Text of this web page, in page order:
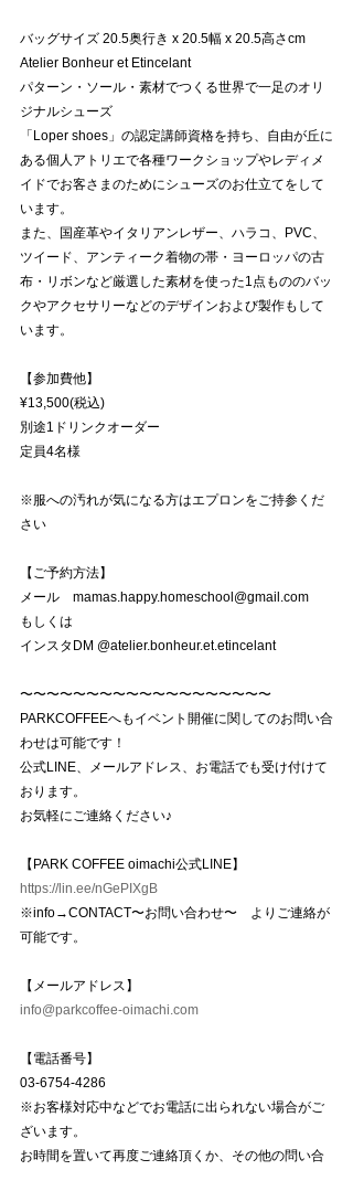
バッグサイズ 20.5奥行き x 20.5幅 x 20.5高さcm
Atelier Bonheur et Etincelant
パターン・ソール・素材でつくる世界で一足のオリ
ジナルシューズ
「Loper shoes」の認定講師資格を持ち、自由が丘に
ある個人アトリエで各種ワークショップやレディメ
イドでお客さまのためにシューズのお仕立てをして
います。
また、国産革やイタリアンレザー、ハラコ、PVC、
ツイード、アンティーク着物の帯・ヨーロッパの古
布・リボンなど厳選した素材を使った1点もののバッ
クやアクセサリーなどのデザインおよび製作もして
います。
【参加費他】
¥13,500(税込)
別途1ドリンクオーダー
定員4名様
※服への汚れが気になる方はエプロンをご持参くだ
さい
【ご予約方法】
メール mamas.happy.homeschool@gmail.com
もしくは
インスタDM @atelier.bonheur.et.etincelant
〜〜〜〜〜〜〜〜〜〜〜〜〜〜〜〜〜〜〜
PARKCOFFEEへもイベント開催に関してのお問い合
わせは可能です！
公式LINE、メールアドレス、お電話でも受け付けて
おります。
お気軽にご連絡ください♪
【PARK COFFEE oimachi公式LINE】
https://lin.ee/nGePIXgB
※info→CONTACT〜お問い合わせ〜　よりご連絡が
可能です。
【メールアドレス】
info@parkcoffee-oimachi.com
【電話番号】
03-6754-4286
※お客様対応中などでお電話に出られない場合がご
ざいます。
お時間を置いて再度ご連絡頂くか、その他の問い合